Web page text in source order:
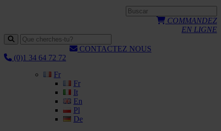
COMMANDEZ
EN LIGNE
CONTACTEZ NOUS
(0)1 34 64 72 72
Fr
Fr
It
En
Pl
De